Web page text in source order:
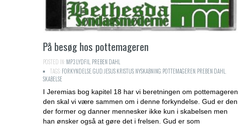
På besøg hos pottemageren
POSTED IN:MP3 LYDFIL PREBEN DAHL
TAGS:FORKYNDELSEGUD JESUS KRISTUS NYSKABNING POTTEMAGEREN PREBEN DAHL
SKABELSE
I Jeremias bog kapitel 18 har vi beretningen om pottemageren
den skal vi være sammen om i denne forkyndelse. Gud er den
der former og danner mennesker ikke kun i skabelsen men
han ønsker også at gøre det i frelsen. Gud er som